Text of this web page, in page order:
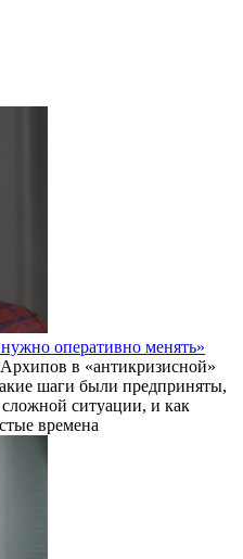
оперативно менять»
в «антикризисной»
шаги были предприняты,
ситуации, и как
времена